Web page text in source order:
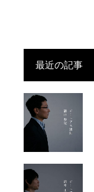
最近の記事